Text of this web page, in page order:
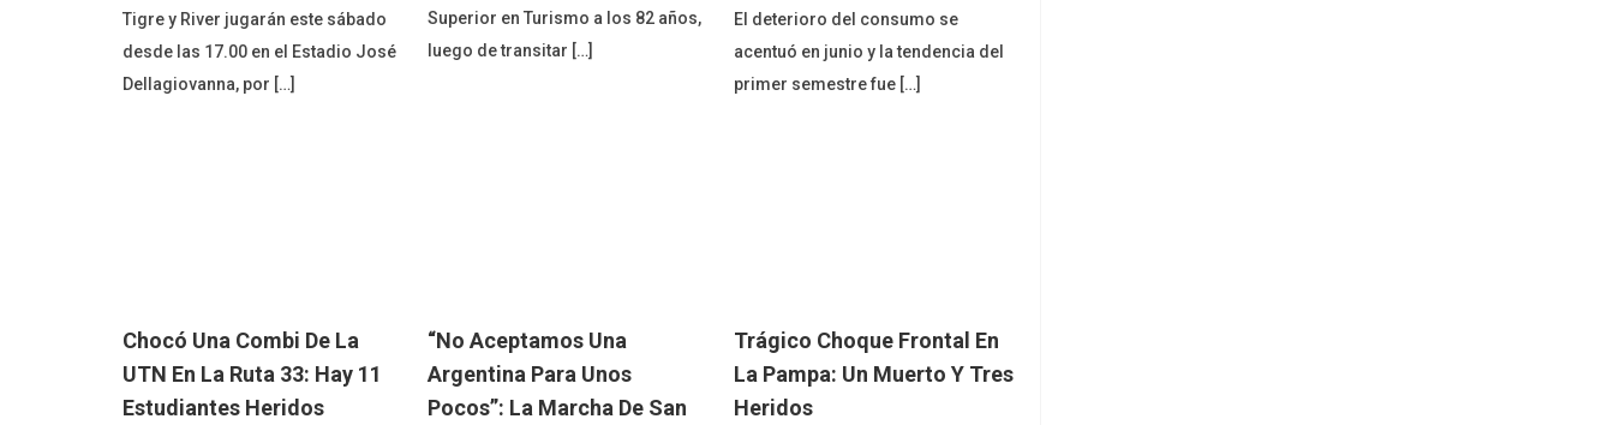
Tigre y River jugarán este sábado
desde las 17.00 en el Estadio José
Dellagiovanna, por […]
Superior en Turismo a los 82 años,
luego de transitar […]
El deterioro del consumo se
acentuó en junio y la tendencia del
primer semestre fue […]
Chocó Una Combi De La
UTN En La Ruta 33: Hay 11
Estudiantes Heridos
“No Aceptamos Una
Argentina Para Unos
Pocos”: La Marcha De San
Trágico Choque Frontal En
La Pampa: Un Muerto Y Tres
Heridos